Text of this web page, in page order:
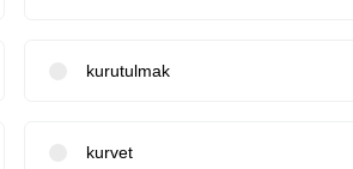
kurutulmak
kurvet